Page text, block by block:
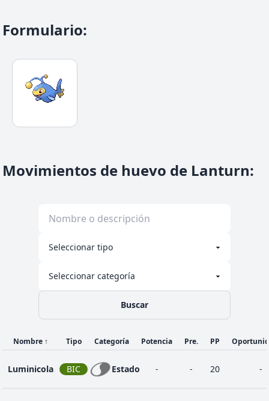
Formulario:
Movimientos de huevo de Lanturn:
Buscar
Nombre ↑ Tipo Categoría Potencia Pre. PP
Luminicola BIC Estado - - 20 -